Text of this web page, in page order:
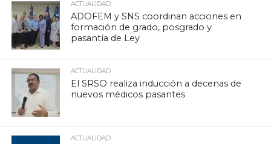
ACTUALIDAD
ADOFEM y SNS coordinan acciones en
formación de grado, posgrado y
pasantía de Ley
ACTUALIDAD
El SRSO realiza inducción a decenas de
nuevos médicos pasantes
ACTUALIDAD